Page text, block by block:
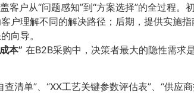
客户从“问题感知”到“方案选择”的全过程
户理解不同的解决路径；后期，提供实施
向导。
本”​ 在B2B采购中，决策者最大的隐性需求
查清单”、“XX工艺关键参数评估表”、“供